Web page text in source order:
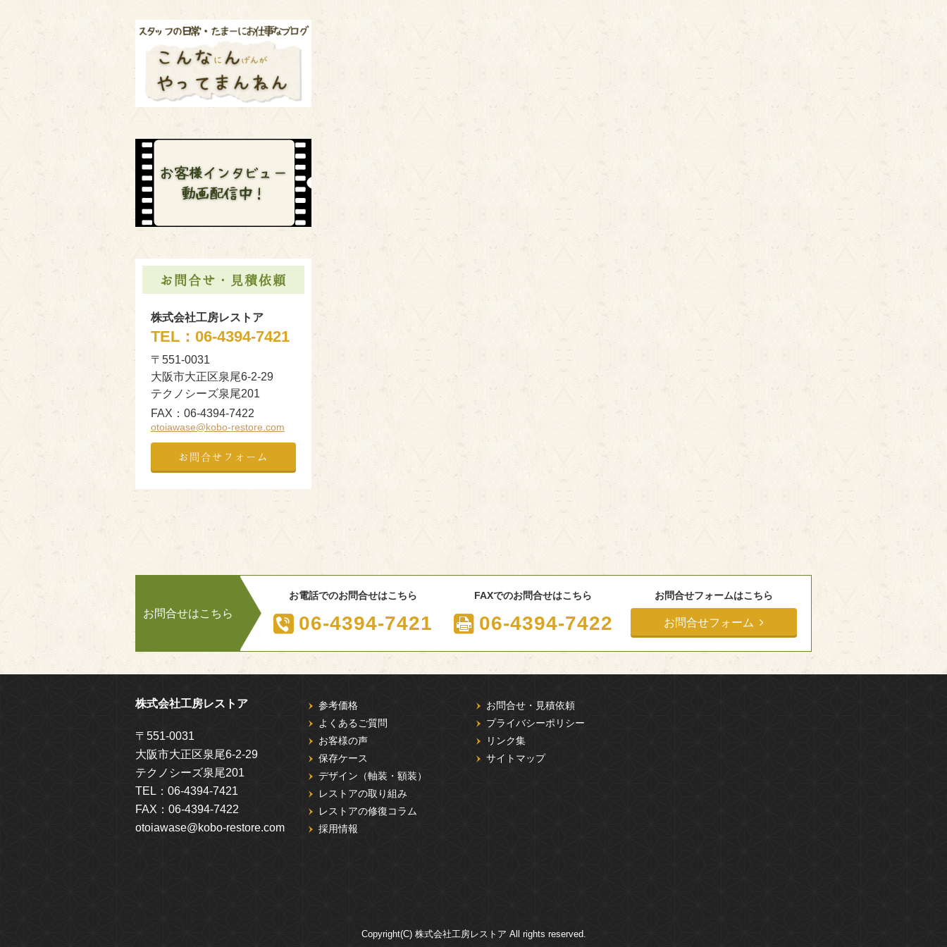
お問合せ・見積依頼
株式会社工房レストア
TEL： 06-4394-7421
〒551-0031
大阪市大正区泉尾6-2-29
テクノシーズ泉尾201
FAX： 06-4394-7422
otoiawase@kobo-restore.com
お問合せフォーム
お問合せはこちら
お電話でのお問合せはこちら
06-4394-7421
FAXでのお問合せはこちら
06-4394-7422
お問合せフォームはこちら
お問合せフォーム
株式会社工房レストア
〒551-0031
大阪市大正区泉尾6-2-29
テクノシーズ泉尾201
TEL： 06-4394-7421
FAX： 06-4394-7422
otoiawase@kobo-restore.com
参考価格
よくあるご質問
お客様の声
保存ケース
デザイン（軸装・額装）
レストアの取り組み
レストアの修復コラム
採用情報
お問合せ・見積依頼
プライバシーポリシー
リンク集
サイトマップ
Copyright(C) 株式会社工房レストア All rights reserved.